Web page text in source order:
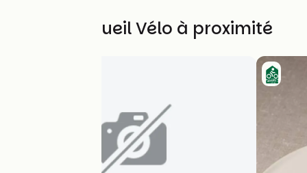
Autres Accueil Vélo à proximité